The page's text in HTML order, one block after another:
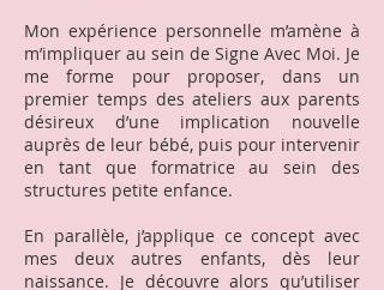
Mon expérience personnelle m’amène à
m’impliquer au sein de Signe Avec Moi. Je
me forme pour proposer, dans un
premier temps des ateliers aux parents
désireux d’une implication nouvelle
auprès de leur bébé, puis pour intervenir
en tant que formatrice au sein des
structures petite enfance.
En parallèle, j’applique ce concept avec
mes deux autres enfants, dès leur
naissance. Je découvre alors qu’utiliser